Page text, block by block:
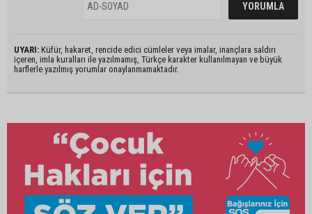
UYARI: Küfür, hakaret, rencide edici cümleler veya imalar, inançlara saldırı
içeren, imla kuralları ile yazılmamış, Türkçe karakter kullanılmayan ve büyük
harflerle yazılmış yorumlar onaylanmamaktadır.